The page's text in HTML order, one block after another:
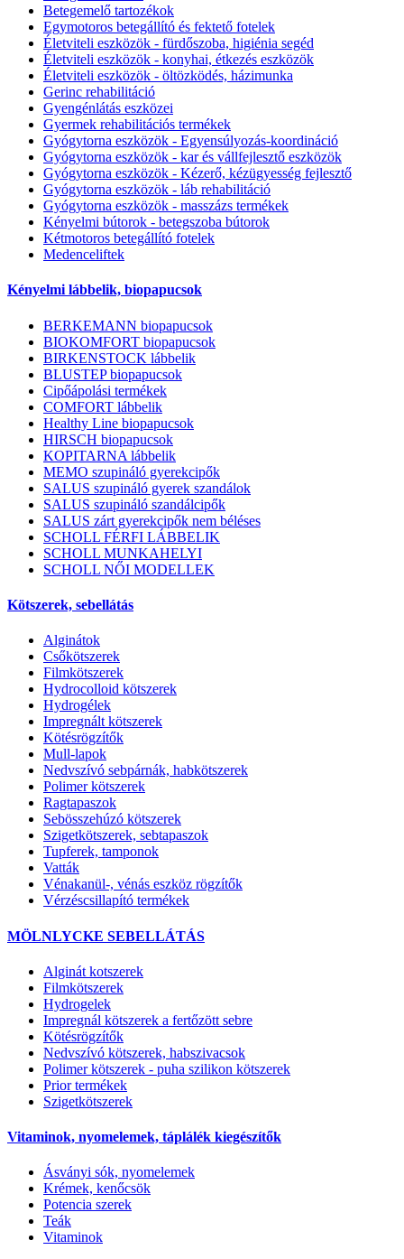
Betegemelő tartozékok
Egymotoros betegállító és fektető fotelek
Életviteli eszközök - fürdőszoba, higiénia segéd
Életviteli eszközök - konyhai, étkezés eszközök
Életviteli eszközök - öltözködés, házimunka
Gerinc rehabilitáció
Gyengénlátás eszközei
Gyermek rehabilitációs termékek
Gyógytorna eszközök - Egyensúlyozás-koordináció
Gyógytorna eszközök - kar és vállfejlesztő eszközök
Gyógytorna eszközök - Kézerő, kézügyesség fejlesztő
Gyógytorna eszközök - láb rehabilitáció
Gyógytorna eszközök - masszázs termékek
Kényelmi bútorok - betegszoba bútorok
Kétmotoros betegállító fotelek
Medenceliftek
Kényelmi lábbelik, biopapucsok
BERKEMANN biopapucsok
BIOKOMFORT biopapucsok
BIRKENSTOCK lábbelik
BLUSTEP biopapucsok
Cipőápolási termékek
COMFORT lábbelik
Healthy Line biopapucsok
HIRSCH biopapucsok
KOPITARNA lábbelik
MEMO szupináló gyerekcipők
SALUS szupináló gyerek szandálok
SALUS szupináló szandálcipők
SALUS zárt gyerekcipők nem béléses
SCHOLL FÉRFI LÁBBELIK
SCHOLL MUNKAHELYI
SCHOLL NŐI MODELLEK
Kötszerek, sebellátás
Alginátok
Csőkötszerek
Filmkötszerek
Hydrocolloid kötszerek
Hydrogélek
Impregnált kötszerek
Kötésrögzítők
Mull-lapok
Nedvszívó sebpárnák, habkötszerek
Polimer kötszerek
Ragtapaszok
Sebösszehúzó kötszerek
Szigetkötszerek, sebtapaszok
Tupferek, tamponok
Vatták
Vénakanül-, vénás eszköz rögzítők
Vérzéscsillapító termékek
MÖLNLYCKE SEBELLÁTÁS
Alginát kotszerek
Filmkötszerek
Hydrogelek
Impregnál kötszerek a fertőzött sebre
Kötésrögzítők
Nedvszívó kötszerek, habszivacsok
Polimer kötszerek - puha szilikon kötszerek
Prior termékek
Szigetkötszerek
Vitaminok, nyomelemek, táplálék kiegészítők
Ásványi sók, nyomelemek
Krémek, kenőcsök
Potencia szerek
Teák
Vitaminok